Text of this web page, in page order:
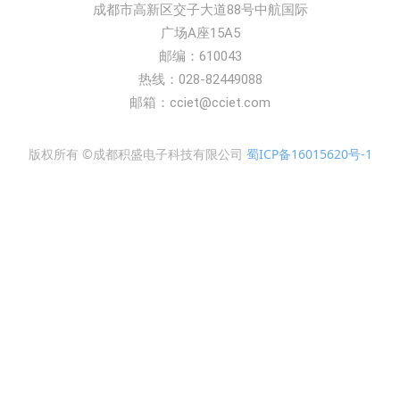
成都市高新区交子大道88号中航国际
广场A座15A5
邮编：610043
热线：028-82449088
邮箱：cciet@cciet.com
版权所有 ©成都积盛电子科技有限公司 蜀ICP备16015620号-1